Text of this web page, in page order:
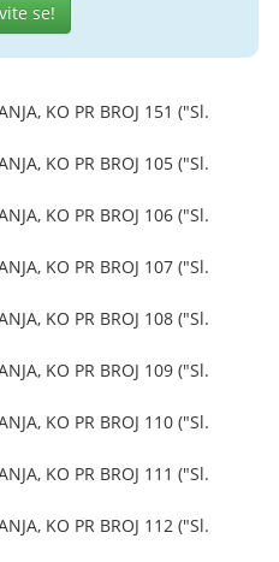
se!
KO PR BROJ 151 ("Sl.
KO PR BROJ 105 ("Sl.
KO PR BROJ 106 ("Sl.
KO PR BROJ 107 ("Sl.
KO PR BROJ 108 ("Sl.
KO PR BROJ 109 ("Sl.
KO PR BROJ 110 ("Sl.
KO PR BROJ 111 ("Sl.
KO PR BROJ 112 ("Sl.